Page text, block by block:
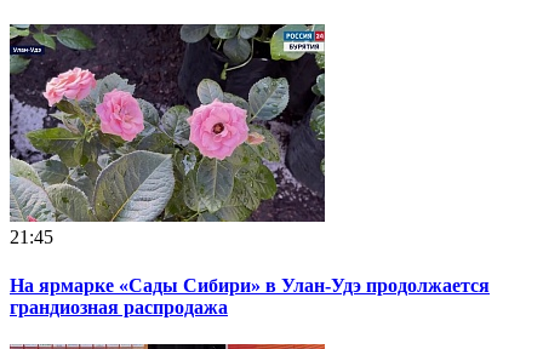
21:45
На ярмарке «Сады Сибири» в Улан-Удэ продолжается
грандиозная распродажа